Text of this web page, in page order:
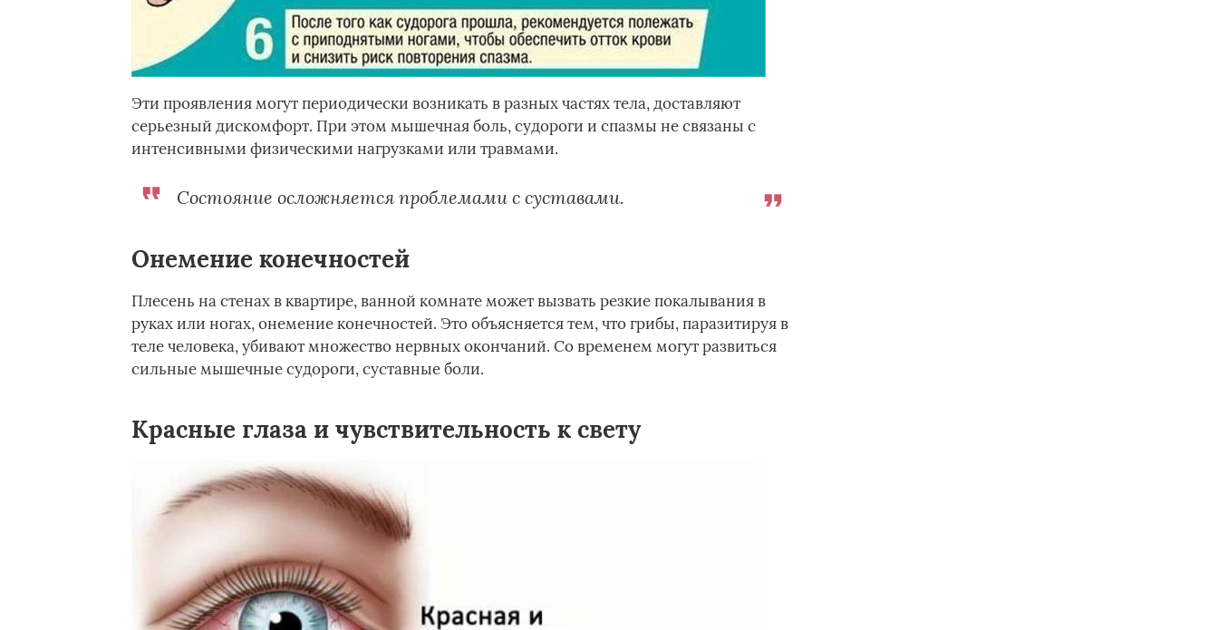
Эти проявления могут периодически возникать в разных частях тела, доставляют
серьезный дискомфорт. При этом мышечная боль, судороги и спазмы не связаны с
интенсивными физическими нагрузками или травмами.
Состояние осложняется проблемами с суставами.
Онемение конечностей
Плесень на стенах в квартире, ванной комнате может вызвать резкие покалывания в
руках или ногах, онемение конечностей. Это объясняется тем, что грибы, паразитируя в
теле человека, убивают множество нервных окончаний. Со временем могут развиться
сильные мышечные судороги, суставные боли.
Красные глаза и чувствительность к свету